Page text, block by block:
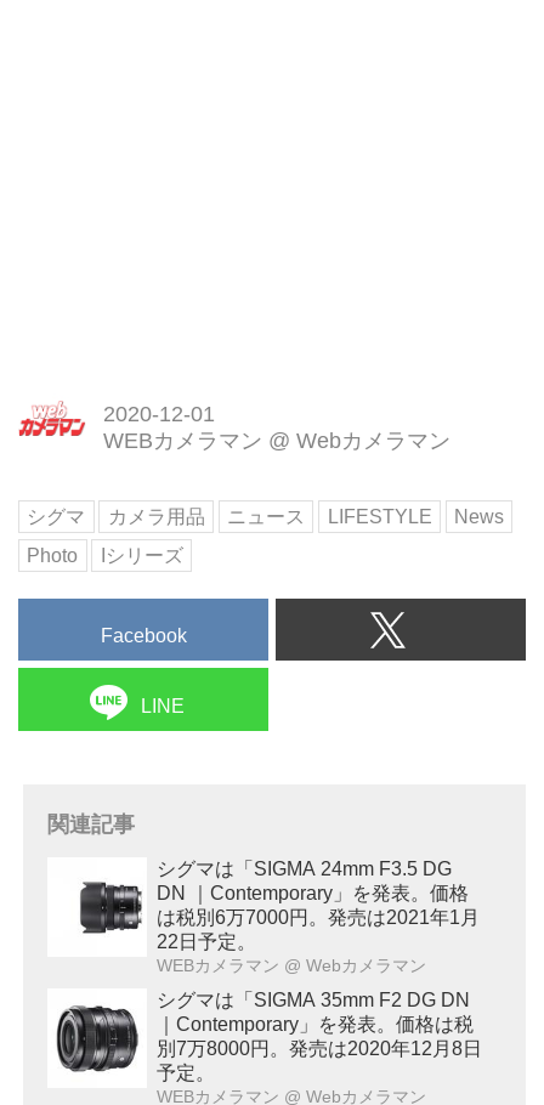
2020-12-01
WEBカメラマン @ Webカメラマン
シグマ カメラ用品 ニュース LIFESTYLE
News
Photo
Iシリーズ
Facebook
LINE
関連記事
シグマは「SIGMA 24mm F3.5 DG
DN ｜Contemporary」を発表。価格
は税別6万7000円。発売は2021年1月
22日予定。
WEBカメラマン @ Webカメラマン
シグマは「SIGMA 35mm F2 DG DN
｜Contemporary」を発表。価格は税
別7万8000円。発売は2020年12月8日
予定。
WEBカメラマン @ Webカメラマン